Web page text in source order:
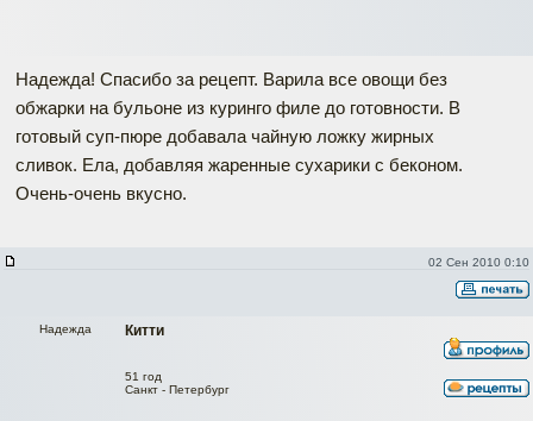
Надежда! Спасибо за рецепт. Варила все овощи без
обжарки на бульоне из куринго филе до готовности. В
готовый суп-пюре добавала чайную ложку жирных
сливок. Ела, добавляя жаренные сухарики с беконом.
Очень-очень вкусно.
02 Сен 2010 0:10
Китти
Надежда
51 год
Санкт - Петербург